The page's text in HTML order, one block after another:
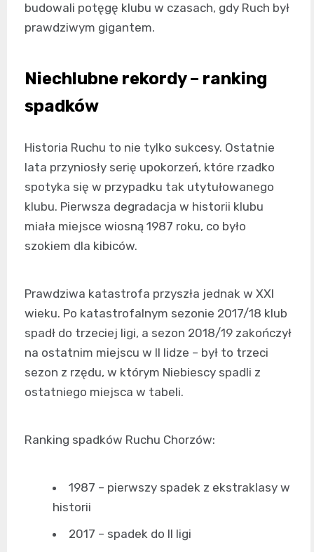
budowali potęgę klubu w czasach, gdy Ruch był
prawdziwym gigantem.
Niechlubne rekordy – ranking
spadków
Historia Ruchu to nie tylko sukcesy. Ostatnie
lata przyniosły serię upokorzeń, które rzadko
spotyka się w przypadku tak utytułowanego
klubu. Pierwsza degradacja w historii klubu
miała miejsce wiosną 1987 roku, co było
szokiem dla kibiców.
Prawdziwa katastrofa przyszła jednak w XXI
wieku. Po katastrofalnym sezonie 2017/18 klub
spadł do trzeciej ligi, a sezon 2018/19 zakończył
na ostatnim miejscu w II lidze – był to trzeci
sezon z rzędu, w którym Niebiescy spadli z
ostatniego miejsca w tabeli.
Ranking spadków Ruchu Chorzów:
1987 – pierwszy spadek z ekstraklasy w
historii
2017 – spadek do II ligi